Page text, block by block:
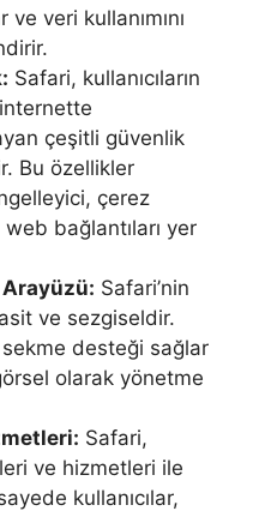
veri kullanımını
Safari, kullanıcıların
çeşitli güvenlik
Bu özellikler
çerez
bağlantıları yer
Arayüzü: Safari’nin
ve sezgiseldir.
desteği sağlar
olarak yönetme
Safari,
ve hizmetleri ile
kullanıcılar,